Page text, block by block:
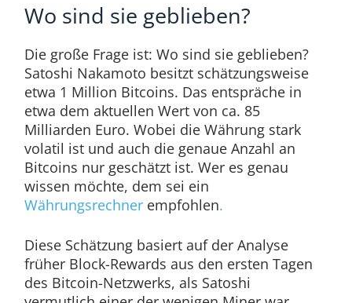
Wo sind sie geblieben?
Die große Frage ist: Wo sind sie geblieben?
Satoshi Nakamoto besitzt schätzungsweise
etwa 1 Million Bitcoins. Das entspräche in
etwa dem aktuellen Wert von ca. 85
Milliarden Euro. Wobei die Währung stark
volatil ist und auch die genaue Anzahl an
Bitcoins nur geschätzt ist. Wer es genau
wissen möchte, dem sei ein
Währungsrechnerempfohlen.
Diese Schätzung basiert auf der Analyse
früher Block-Rewards aus den ersten Tagen
des Bitcoin-Netzwerks, als Satoshi